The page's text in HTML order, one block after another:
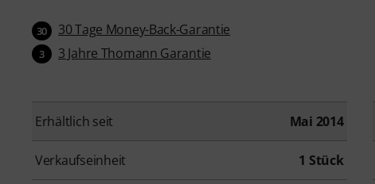
30 30 Tage Money-Back-Garantie
3 3 Jahre Thomann Garantie
Erhältlich seit Mai 2014
Verkaufseinheit 1 Stück